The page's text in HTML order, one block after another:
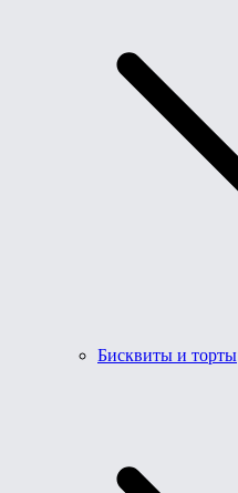
Бисквиты и торты